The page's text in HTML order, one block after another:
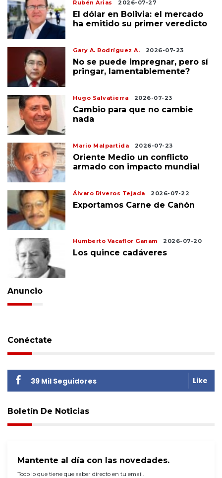
Rubén Arias 2026-07-27
El dólar en Bolivia: el mercado
ha emitido su primer veredicto
Gary A. Rodríguez A. 2026-07-23
No se puede impregnar, pero sí
pringar, lamentablemente?
Hugo Salvatierra 2026-07-23
Cambio para que no cambie
nada
Mario Malpartida 2026-07-23
Oriente Medio un conflicto
armado con impacto mundial
Álvaro Riveros Tejada 2026-07-22
Exportamos Carne de Cañón
Humberto Vacaflor Ganam 2026-07-20
Los quince cadáveres
Anuncio
Conéctate
39 Mil Seguidores Like
Boletín De Noticias
Mantente al día con las novedades.
Todo lo que tiene que saber directo en tu email.